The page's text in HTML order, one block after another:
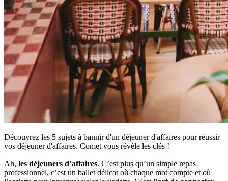
Découvrez les 5 sujets à bannir d'un déjeuner d'affaires pour réussir
vos déjeuner d'affaires. Comet vous révèle les clés !
Ah, les déjeuners d’affaires. C’est plus qu’un simple repas
professionnel, c’est un ballet délicat où chaque mot compte et où